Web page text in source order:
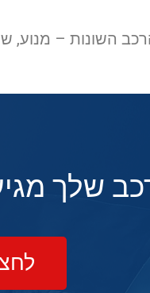
השונות – מנוע,
שלך